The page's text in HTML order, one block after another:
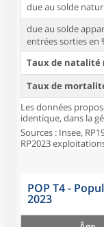
due au solde
due au solde
entrées sorties en
Taux de natalité
Taux de
Les données
identique, dans la
Sources : Insee,
RP2023
POP T4 -
2023